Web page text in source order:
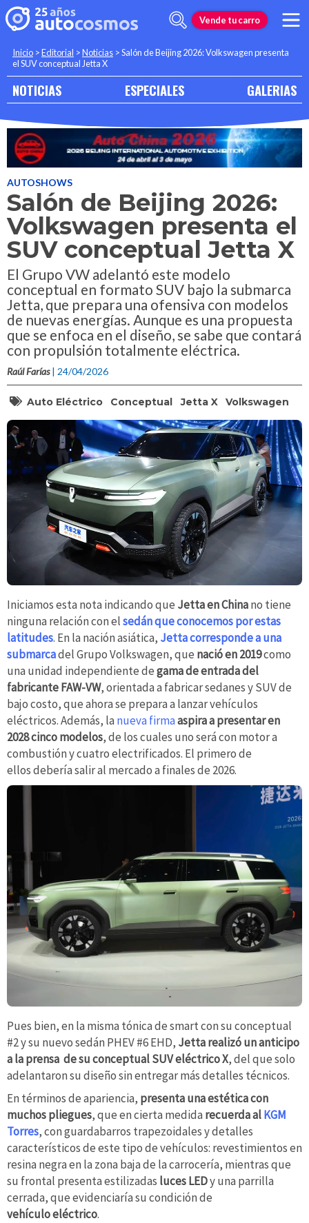
Vende tu carro
Inicio >Editorial >Noticias >Salón de Beijing 2026: Volkswagen presenta
el SUV conceptual Jetta X
NOTICIAS ESPECIALES GALERIAS
AUTOSHOWS
Salón de Beijing 2026:
Volkswagen presenta el
SUV conceptual Jetta X
El Grupo VW adelantó este modelo
conceptual en formato SUV bajo la submarca
Jetta, que prepara una ofensiva con modelos
de nuevas energías. Aunque es una propuesta
que se enfoca en el diseño, se sabe que contará
con propulsión totalmente eléctrica.
Raúl Farías | 24/04/2026
Auto Eléctrico Conceptual Jetta X Volkswagen
Iniciamos esta nota indicando que Jetta en Chinano tiene
ninguna relación con elsedán que conocemos por estas
latitudes. En la nación asiática, Jetta corresponde a una
submarcadel Grupo Volkswagen, que nació en 2019como
una unidad independiente degama de entrada del
fabricante FAW-VW, orientada a fabricar sedanes y SUV de
bajo costo, que ahora se prepara a lanzar vehículos
eléctricos. Además, la nueva firmaaspira a presentar en
2028 cinco modelos, de los cuales uno será con motor a
combustión y cuatro electrificados. El primero de
ellos debería salir al mercado a finales de 2026.
Pues bien, en la misma tónica de smart con su conceptual
#2 y su nuevo sedán PHEV #6 EHD, Jetta realizó un anticipo
a la prensa de su conceptual SUV eléctrico X, del que solo
adelantaron su diseño sin entregar más detalles técnicos.
En términos de apariencia, presenta una estética con
muchos pliegues, que en cierta medida recuerda alKGM
Torres, con guardabarros trapezoidales y detalles
característicos de este tipo de vehículos: revestimientos en
resina negra en la zona baja de la carrocería, mientras que
su frontal presenta estilizadas luces LEDy una parrilla
cerrada, que evidenciaría su condición de
vehículo eléctrico.